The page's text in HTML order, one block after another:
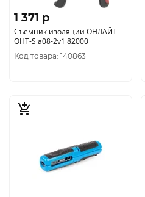
1 371 p
Съемник изоляции ОНЛАЙТ
OHT-Sia08-2v1 82000
Код товара: 140863